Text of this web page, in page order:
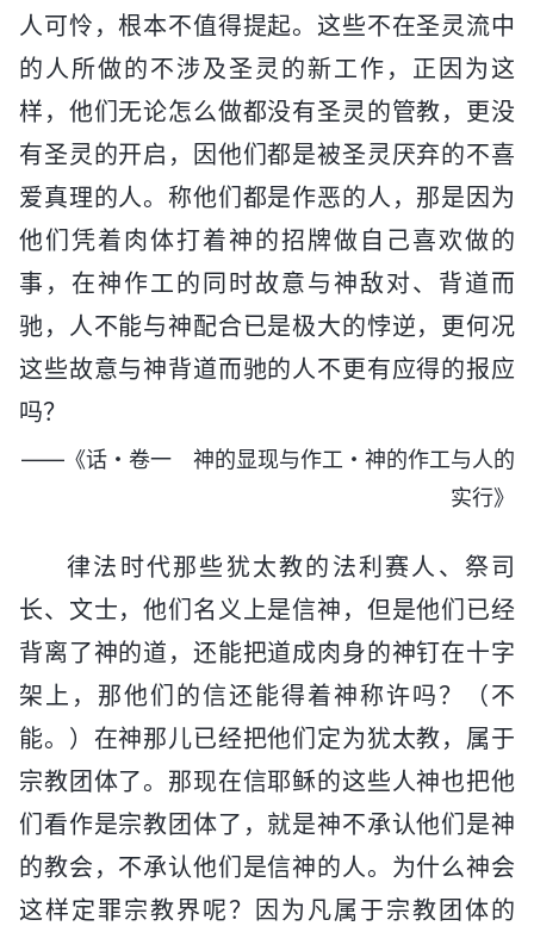
人可怜，根本不值得提起。这些不在圣灵流中
的人所做的不涉及圣灵的新工作，正因为这
样，他们无论怎么做都没有圣灵的管教，更没
有圣灵的开启，因他们都是被圣灵厌弃的不喜
爱真理的人。称他们都是作恶的人，那是因为
他们凭着肉体打着神的招牌做自己喜欢做的
事，在神作工的同时故意与神敌对、背道而
驰，人不能与神配合已是极大的悖逆，更何况
这些故意与神背道而驰的人不更有应得的报应
吗？
——《话・卷一 神的显现与作工・神的作工与人的
实行》
律法时代那些犹太教的法利赛人、祭司
长、文士，他们名义上是信神，但是他们已经
背离了神的道，还能把道成肉身的神钉在十字
架上，那他们的信还能得着神称许吗？（不
能。）在神那儿已经把他们定为犹太教，属于
宗教团体了。那现在信耶稣的这些人神也把他
们看作是宗教团体了，就是神不承认他们是神
的教会，不承认他们是信神的人。为什么神会
这样定罪宗教界呢？因为凡属于宗教团体的